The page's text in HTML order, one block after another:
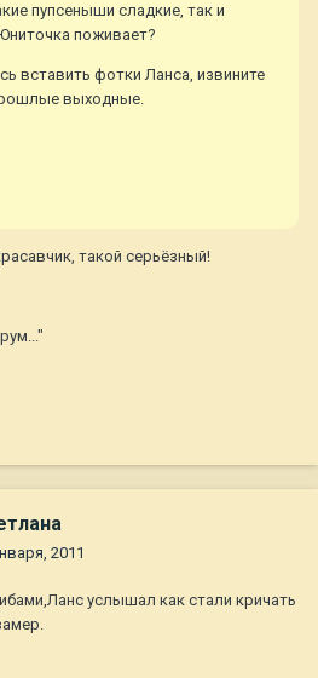
пупсеныши сладкие, так и
поживает?
вставить фотки Ланса, извините
выходные.
такой серьёзный!
2011
услышал как стали кричать